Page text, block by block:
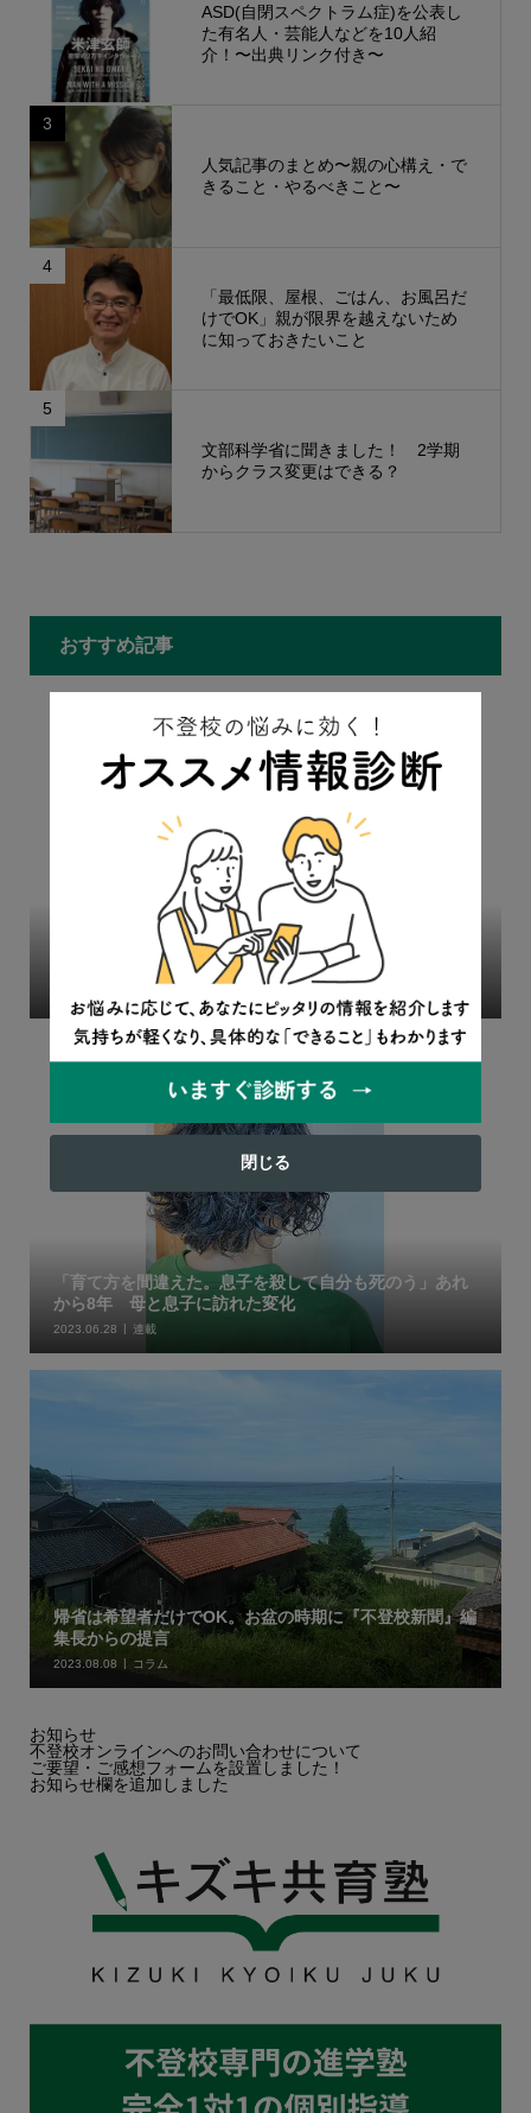
ASD(自閉スペクトラム症)を公表し
た有名人・芸能人などを10人紹
介！〜出典リンク付き〜
3
人気記事のまとめ〜親の心構え・で
きること・やるべきこと〜
4
「最低限、屋根、ごはん、お風呂だ
けでOK」親が限界を越えないため
に知っておきたいこと
5
文部科学省に聞きました！ 2学期
からクラス変更はできる？
おすすめ記事
「学校とフリースクールの併用がベスト」居場所支援者
「育て方を間違えた。息子を殺して自分も死のう」あれ
から8年 母と息子に訪れた変化
2023.06.28 連載
帰省は希望者だけでOK。お盆の時期に『不登校新聞』編
集長からの提言
2023.08.08 コラム
お知らせ
不登校オンラインへのお問い合わせについて
ご要望・ご感想フォームを設置しました！
お知らせ欄を追加しました
閉じる